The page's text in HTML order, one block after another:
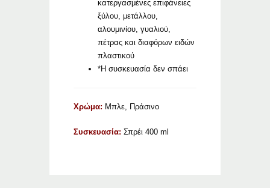
κατεργασμένες επιφάνειες
ξύλου, μετάλλου,
αλουμινίου, γυαλιού,
πέτρας και διαφόρων ειδών
πλαστικού
*Η συσκευασία δεν σπάει
Χρώμα: Μπλε, Πράσινο
Συσκευασία: Σπρέι 400 ml